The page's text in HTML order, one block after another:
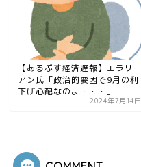
【あるぷす経済遅報】エラリ
アン氏「政治的要因で9月の利
下げ心配なのよ・・・」
2024年7月14日